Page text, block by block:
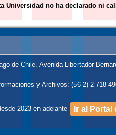
Universidad no ha declarado ni
de Chile. Avenida Libertador
y Archivos: (56-2) 2 718
2023 en adelante Ir al